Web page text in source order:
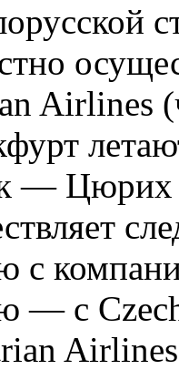
Airlines
— Цюрих
с
— с